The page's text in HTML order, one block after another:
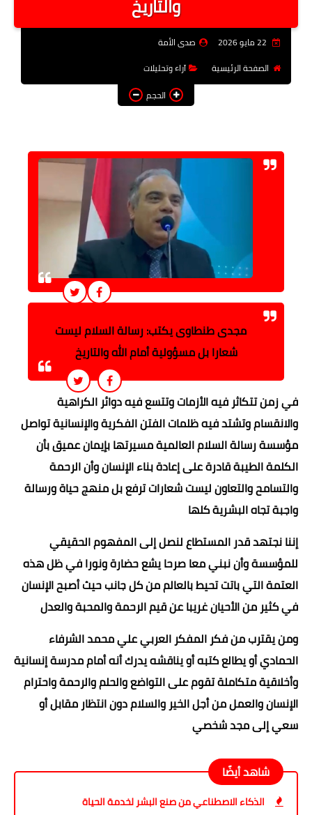
فن وثقافة
عربى ودولى
توك شو
المزيد
والتاريخ
صدى الأمة
الصفحة الرئيسية
آراء وتحليلات
الحجم
مجدى طنطاوى يكتب: رسالة السلام ليست
شعارا بل مسؤولية أمام الله والتاريخ
في زمن تتكاثر فيه الأزمات وتتسع فيه دوائر الكراهية
والانقسام وتشتد فيه ظلمات الفتن الفكرية والإنسانية تواصل
مؤسسة رسالة السلام العالمية مسيرتها بإيمان عميق بأن
الكلمة الطيبة قادرة على إعادة بناء الإنسان وأن الرحمة
والتسامح والتعاون ليست شعارات ترفع بل منهج حياة ورسالة
واجبة تجاه البشرية كلها
إننا نجتهد قدر المستطاع لنصل إلى المفهوم الحقيقي
للمؤسسة وأن نبني معا صرحا يشع حضارة ونورا في ظل هذه
العتمة التي باتت تحيط بالعالم من كل جانب حيث أصبح الإنسان
في كثير من الأحيان غريبا عن قيم الرحمة والمحبة والعدل
ومن يقترب من فكر المفكر العربي علي محمد الشرفاء
الحمادي أو يطالع كتبه أو يناقشه يدرك أنه أمام مدرسة إنسانية
وأخلاقية متكاملة تقوم على التواضع والحلم والرحمة واحترام
الإنسان والعمل من أجل الخير والسلام دون انتظار مقابل أو
سعي إلى مجد شخصي
شاهد أيضًا
الذكاء الاصطناعي من صنع البشر لخدمة الحياة